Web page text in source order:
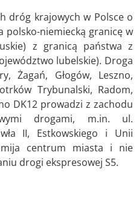
dróg krajowych w Polsce o
polsko-niemiecką granicę w
z granicą państwa z
lubelskie). Droga
Żagań, Głogów, Leszno,
Trybunalski, Radom,
DK12 prowadzi z zachodu
drogami, m.in. ul.
II, Estkowskiego i Unii
centrum miasta i nie
drogi ekspresowej S5.